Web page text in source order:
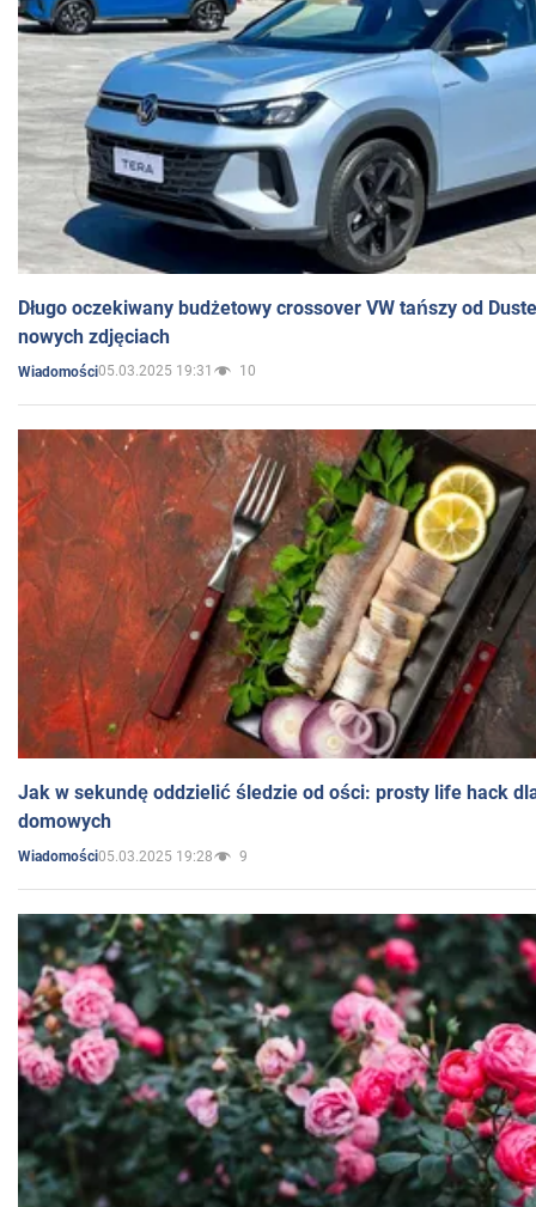
Długo oczekiwany budżetowy crossover VW tańszy od
nowych zdjęciach
Wiadomości05.03.2025 19:31 10
Jak w sekundę oddzielić śledzie od ości: prosty life hack
domowych
Wiadomości05.03.2025 19:28 9